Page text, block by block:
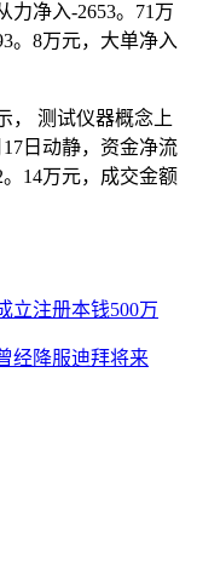
力净入-2653。71万
。8万元，大单净入
测试仪器概念上
日动静，资金净流
14万元，成交金额
立注册本钱500万
经降服迪拜将来